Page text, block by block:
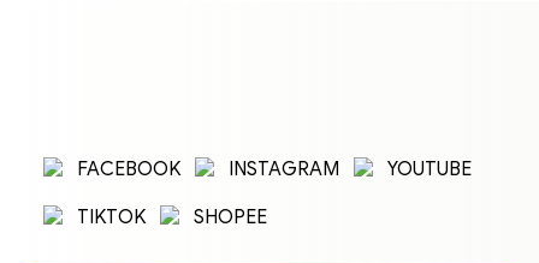
Nhập tên đăng nhập/email và mật khẩu để
FACEBOOK INSTAGRAM
YOUTUBE
TIKTOK
SHOPEE